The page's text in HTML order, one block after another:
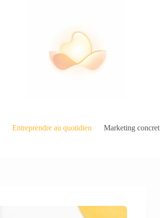
Entreprendre au quotidien Marketing concret